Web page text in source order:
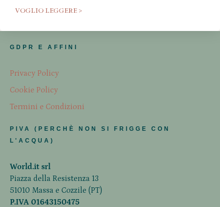
VOGLIO LEGGERE >
GDPR E AFFINI
Privacy Policy
Cookie Policy
Termini e Condizioni
PIVA (PERCHÈ NON SI FRIGGE CON
L'ACQUA)
World.it srl
Piazza della Resistenza 13
51010 Massa e Cozzile (PT)
P.IVA 01643150475